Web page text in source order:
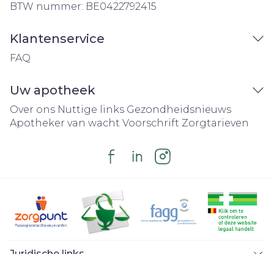
BTW nummer: BE0422792415
Klantenservice
FAQ
Uw apotheek
Over ons Nuttige links Gezondheidsnieuws
Apotheker van wacht Voorschrift Zorgtarieven